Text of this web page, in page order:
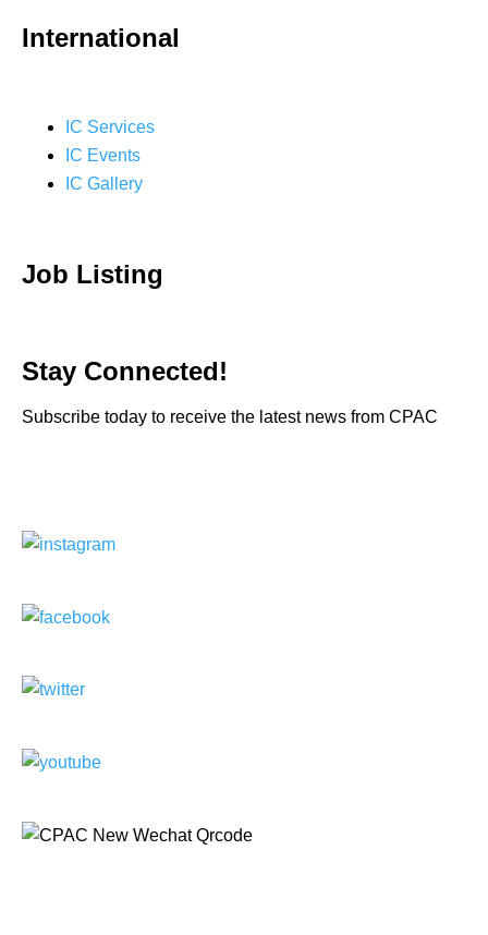
International
IC Services
IC Events
IC Gallery
Job Listing
Stay Connected!
Subscribe today to receive the latest news from CPAC